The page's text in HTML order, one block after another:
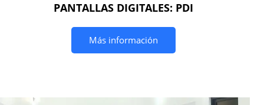
PANTALLAS DIGITALES: PDI
Más información